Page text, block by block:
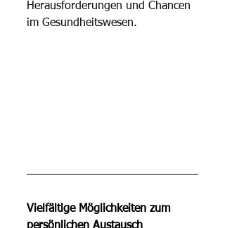
Herausforderungen und Chancen
im Gesundheitswesen.
Vielfältige Möglichkeiten zum
persönlichen Austausch